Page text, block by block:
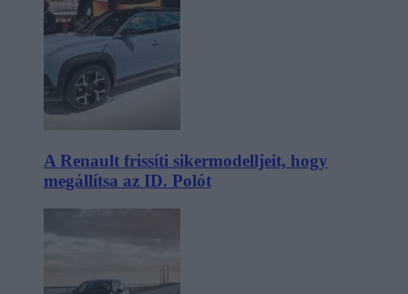
A Renault frissíti sikermodelljeit, hogy
megállítsa az ID. Polót